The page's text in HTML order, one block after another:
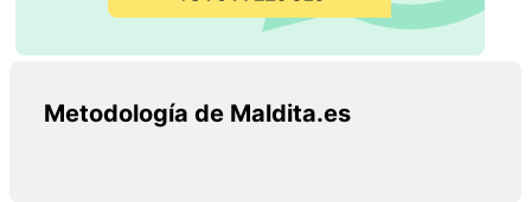
Metodología de Maldita.es